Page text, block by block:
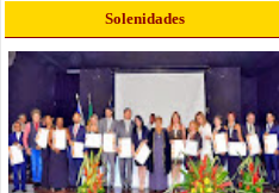
Solenidades